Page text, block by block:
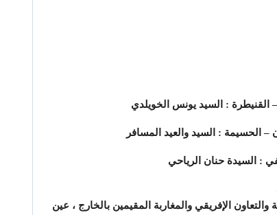
الإفريقي والمغاربة المقيمين بالخارج ، عين